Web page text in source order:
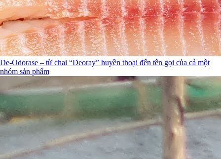
De-Odorase – từ chai “Deoray” huyền thoại đến tên gọi của cả một
nhóm sản phẩm